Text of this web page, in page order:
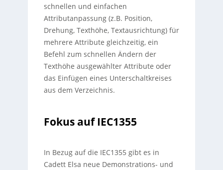
schnellen und einfachen
Attributanpassung (z.B. Position,
Drehung, Texthöhe, Textausrichtung) für
mehrere Attribute gleichzeitig, ein
Befehl zum schnellen Ändern der
Texthöhe ausgewählter Attribute oder
das Einfügen eines Unterschaltkreises
aus dem Verzeichnis.
Fokus auf IEC1355
In Bezug auf die IEC1355 gibt es in
Cadett Elsa neue Demonstrations- und